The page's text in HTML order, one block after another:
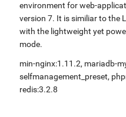
environment for web-
version 7. It is similiar to the
with the lightweight yet
mode.
min-nginx:1.11.2, mariadb-
selfmanagement_preset,
redis:3.2.8